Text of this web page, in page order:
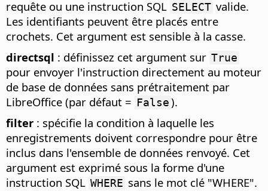
requête ou une instruction SQL SELECT valide.
Les identifiants peuvent être placés entre
crochets. Cet argument est sensible à la casse.
directsql : définissez cet argument sur True
pour envoyer l'instruction directement au moteur
de base de données sans prétraitement par
LibreOffice (par défaut = False).
filter : spécifie la condition à laquelle les
enregistrements doivent correspondre pour être
inclus dans l'ensemble de données renvoyé. Cet
argument est exprimé sous la forme d'une
instruction SQL WHERE sans le mot clé "WHERE".